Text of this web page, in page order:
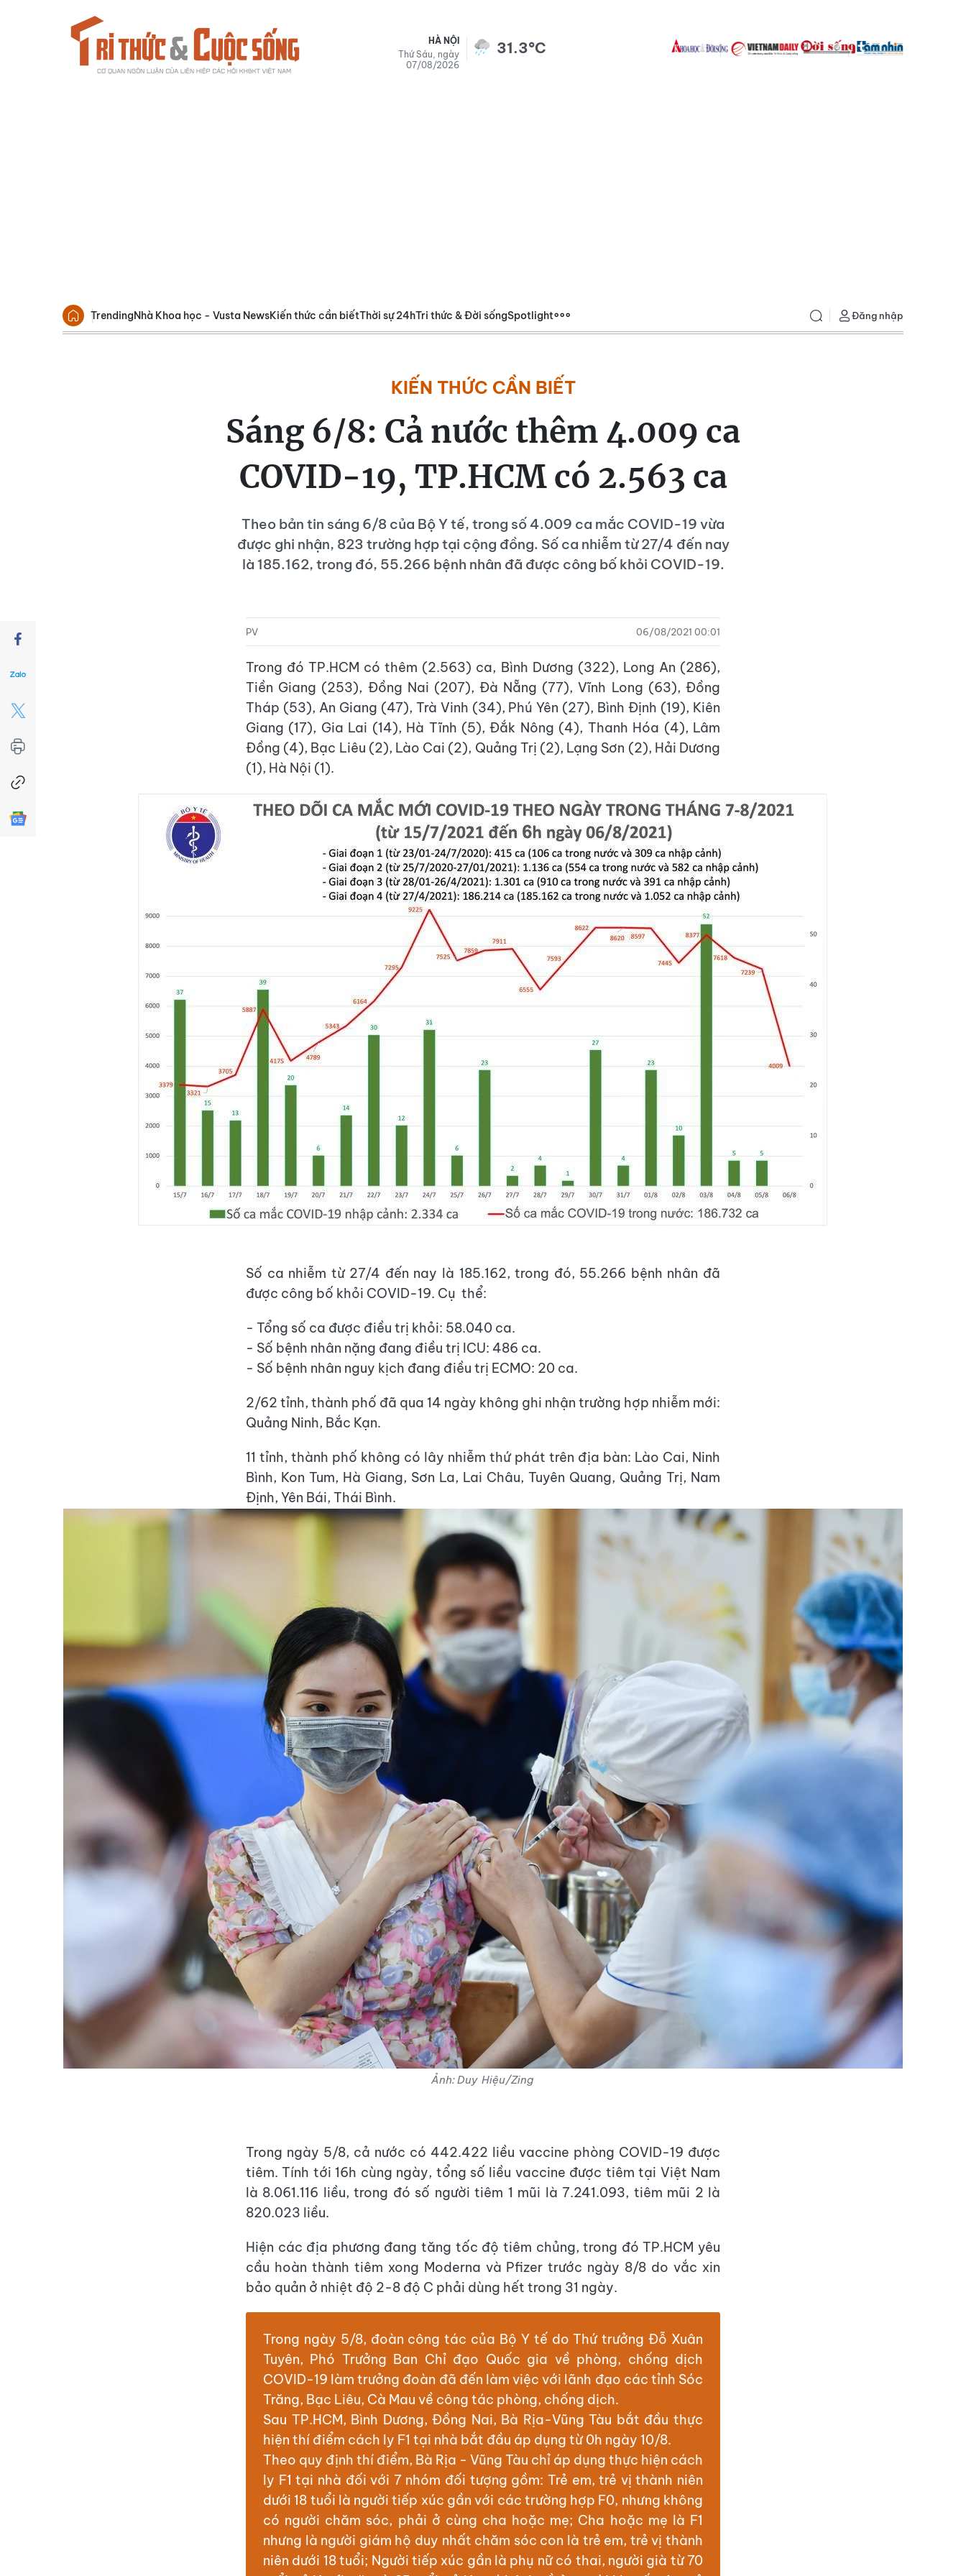
HÀ NỘI
Thứ Sáu, ngày
07/08/2026
31.3°C
TrendingNhà Khoa học - Vusta NewsKiến thức cần biếtThời sự 24hTri thức & Đời sốngSpotlight Đăng nhập
KIẾN THỨC CẦN BIẾT
Sáng 6/8: Cả nước thêm 4.009 ca
COVID-19, TP.HCM có 2.563 ca
Theo bản tin sáng 6/8 của Bộ Y tế, trong số 4.009 ca mắc COVID-19 vừa
được ghi nhận, 823 trường hợp tại cộng đồng. Số ca nhiễm từ 27/4 đến nay
là 185.162, trong đó, 55.266 bệnh nhân đã được công bố khỏi COVID-19.
PV 06/08/2021 00:01
Trong đó TP.HCM có thêm (2.563) ca, Bình Dương (322), Long An (286),
Tiền Giang (253), Đồng Nai (207), Đà Nẵng (77), Vĩnh Long (63), Đồng
Tháp (53), An Giang (47), Trà Vinh (34), Phú Yên (27), Bình Định (19), Kiên
Giang (17), Gia Lai (14), Hà Tĩnh (5), Đắk Nông (4), Thanh Hóa (4), Lâm
Đồng (4), Bạc Liêu (2), Lào Cai (2), Quảng Trị (2), Lạng Sơn (2), Hải Dương
(1), Hà Nội (1).
Số ca nhiễm từ 27/4 đến nay là 185.162, trong đó, 55.266 bệnh nhân đã
được công bố khỏi COVID-19. Cụ thể:
- Tổng số ca được điều trị khỏi: 58.040 ca.
- Số bệnh nhân nặng đang điều trị ICU: 486 ca.
- Số bệnh nhân nguy kịch đang điều trị ECMO: 20 ca.
2/62 tỉnh, thành phố đã qua 14 ngày không ghi nhận trường hợp nhiễm mới:
Quảng Ninh, Bắc Kạn.
11 tỉnh, thành phố không có lây nhiễm thứ phát trên địa bàn: Lào Cai, Ninh
Bình, Kon Tum, Hà Giang, Sơn La, Lai Châu, Tuyên Quang, Quảng Trị, Nam
Định, Yên Bái, Thái Bình.
Ảnh: Duy Hiệu/Zing
Trong ngày 5/8, cả nước có 442.422 liều vaccine phòng COVID-19 được
tiêm. Tính tới 16h cùng ngày, tổng số liều vaccine được tiêm tại Việt Nam
là 8.061.116 liều, trong đó số người tiêm 1 mũi là 7.241.093, tiêm mũi 2 là
820.023 liều.
Hiện các địa phương đang tăng tốc độ tiêm chủng, trong đó TP.HCM yêu
cầu hoàn thành tiêm xong Moderna và Pfizer trước ngày 8/8 do vắc xin
bảo quản ở nhiệt độ 2-8 độ C phải dùng hết trong 31 ngày.
Trong ngày 5/8, đoàn công tác của Bộ Y tế do Thứ trưởng Đỗ Xuân
Tuyên, Phó Trưởng Ban Chỉ đạo Quốc gia về phòng, chống dịch
COVID-19 làm trưởng đoàn đã đến làm việc với lãnh đạo các tỉnh Sóc
Trăng, Bạc Liêu, Cà Mau về công tác phòng, chống dịch.
Sau TP.HCM, Bình Dương, Đồng Nai, Bà Rịa-Vũng Tàu bắt đầu thực
hiện thí điểm cách ly F1 tại nhà bắt đầu áp dụng từ 0h ngày 10/8.
Theo quy định thí điểm, Bà Rịa - Vũng Tàu chỉ áp dụng thực hiện cách
ly F1 tại nhà đối với 7 nhóm đối tượng gồm: Trẻ em, trẻ vị thành niên
dưới 18 tuổi là người tiếp xúc gần với các trường hợp F0, nhưng không
có người chăm sóc, phải ở cùng cha hoặc mẹ; Cha hoặc mẹ là F1
nhưng là người giám hộ duy nhất chăm sóc con là trẻ em, trẻ vị thành
niên dưới 18 tuổi; Người tiếp xúc gần là phụ nữ có thai, người già từ 70